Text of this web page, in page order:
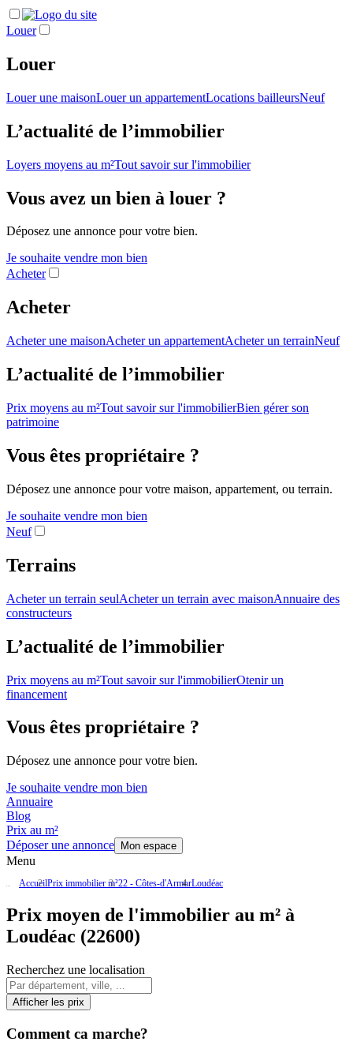
Louer
Louer
Louer une maisonLouer un appartementLocations bailleursNeuf
L’actualité de l’immobilier
Loyers moyens au m²Tout savoir sur l'immobilier
Vous avez un bien à louer ?
Déposez une annonce pour votre bien.
Je souhaite vendre mon bien
Acheter
Acheter
Acheter une maisonAcheter un appartementAcheter un terrainNeuf
L’actualité de l’immobilier
Prix moyens au m²Tout savoir sur l'immobilierBien gérer son
patrimoine
Vous êtes propriétaire ?
Déposez une annonce pour votre maison, appartement, ou terrain.
Je souhaite vendre mon bien
Neuf
Terrains
Acheter un terrain seulAcheter un terrain avec maisonAnnuaire des
constructeurs
L’actualité de l’immobilier
Prix moyens au m²Tout savoir sur l'immobilierOtenir un
financement
Vous êtes propriétaire ?
Déposez une annonce pour votre bien.
Je souhaite vendre mon bien
Annuaire
Blog
Prix au m²
Déposer une annonce
Mon espace
Menu
AccueilPrix immobilier m²22 - Côtes-d'ArmorLoudéac
Prix moyen de l'immobilier au m² à
Loudéac (22600)
Recherchez une localisation
Afficher les prix
Comment ca marche?